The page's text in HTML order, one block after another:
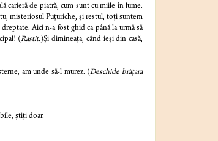
carieră de piatră, cum sunt cu miile în lume.
misteriosul Puţuriche, şi restul, toţi suntem
Aici n-a fost ghid ca până la urmă să
(Răstit.)Şi dimineaţa, când ieşi din casă,
am unde să-l murez. (Deschide brăţara
ştiţi doar.